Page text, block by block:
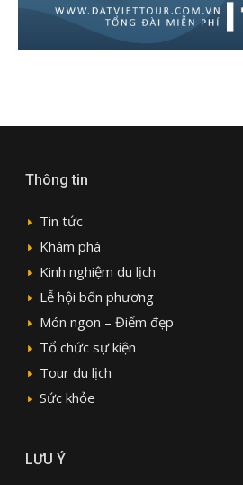
Thông tin
Tin tức
Khám phá
Kinh nghiệm du lịch
Lễ hội bốn phương
Món ngon – Điểm đẹp
Tổ chức sự kiện
Tour du lịch
Sức khỏe
LƯU Ý